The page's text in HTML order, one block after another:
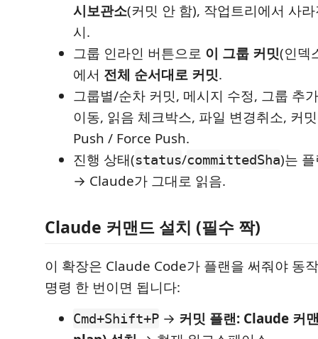
시보관소(커밋 안 함), 작업트리에서 사
시.
그룹 인라인 버튼으로 이 그룹 커밋(인덱
에서 전체 순서대로 커밋.
그룹별/순차 커밋, 메시지 수정, 그룹 추
이동, 읽음 체크박스, 파일 변경취소, 커
Push / Force Push.
진행 상태(status/committedSha)는
→ Claude가 그대로 읽음.
Claude 커맨드 설치 (필수 짝)
이 확장은 Claude Code가 플랜을 써줘야 동
명령 한 번이면 됩니다:
Cmd+Shift+P → 커밋 플랜: Claude 커